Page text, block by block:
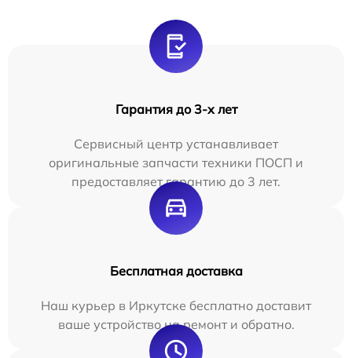
Гарантия до 3-х лет
Сервисный центр устанавливает
оригинальные запчасти техники ПОСП и
предоставляет гарантию до 3 лет.
Бесплатная доставка
Наш курьер в Иркутске бесплатно доставит
ваше устройство на ремонт и обратно.